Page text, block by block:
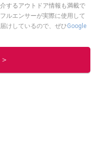
するアウトドア情報も満載で
ルエンサーが実際に使用して
けしているので、ぜひGoogle